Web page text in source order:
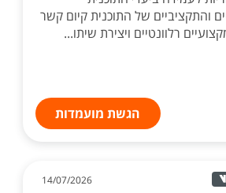
והתקציביים של התוכנית קיום קשר
רלוונטיים ויצירת שיתו...
הגשת מועמדות
14/07/2026